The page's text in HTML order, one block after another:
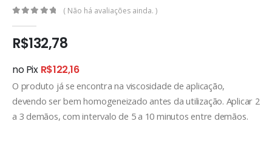
( Não há avaliações ainda. )
R$132,78
no Pix R$122,16
O produto já se encontra na viscosidade de aplicação,
devendo ser bem homogeneizado antes da utilização. Aplicar 2
a 3 demãos, com intervalo de 5 a 10 minutos entre demãos.